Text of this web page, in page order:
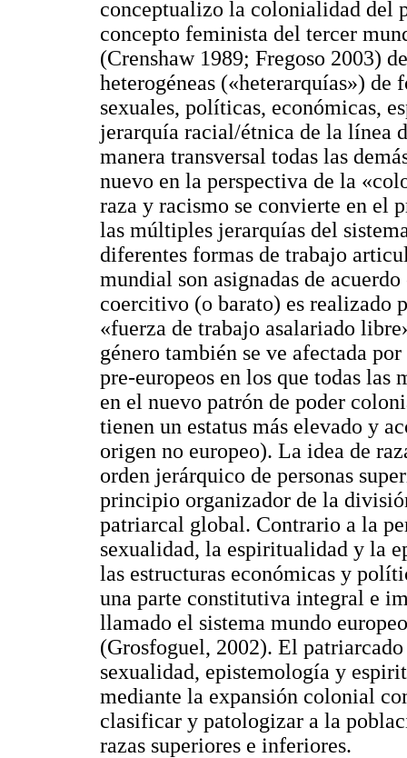
conceptualizo la colonialidad del
concepto feminista del tercer
(Crenshaw 1989; Fregoso 2003)
heterogéneas («heterarquías»)
sexuales, políticas, económicas,
jerarquía racial/étnica de la línea
manera transversal todas las
nuevo en la perspectiva de la
raza y racismo se convierte en el
las múltiples jerarquías del
diferentes formas de trabajo
mundial son asignadas de
coercitivo (o barato) es realizado
«fuerza de trabajo asalariado
género también se ve afectada
pre-europeos en los que todas las
en el nuevo patrón de poder
tienen un estatus más elevado y
origen no europeo). La idea de
orden jerárquico de personas
principio organizador de la
patriarcal global. Contrario a la
sexualidad, la espiritualidad y la
las estructuras económicas y
una parte constitutiva integral e
llamado el sistema mundo
(Grosfoguel, 2002). El
sexualidad, epistemología y
mediante la expansión colonial
clasificar y patologizar a la
razas superiores e inferiores.